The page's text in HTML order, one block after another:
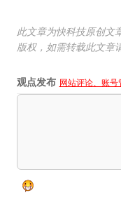
此文章为快科技原创文
版权，如需转载此文章
观点发布 网站评论、账号